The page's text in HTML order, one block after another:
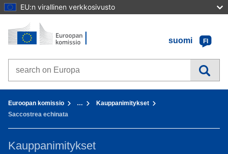
EU:n virallinen verkkosivusto
Sisältöön
Etusivu - Euroopan komissio
suomi
FI
Search on Europa websites
Euroopan komissio …
Kauppanimitykset
Saccostrea echinata
Kauppanimitykset